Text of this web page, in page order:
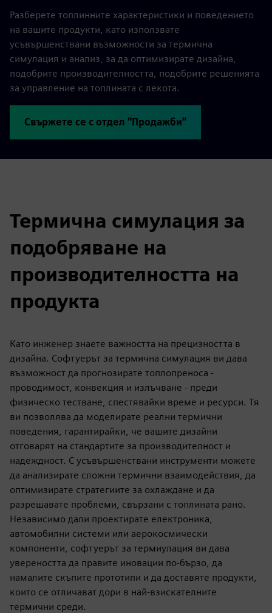
Разберете топлинните характеристики и поведението
на вашите продукти, като използвате
усъвършенствани възможности за термична
симулация и анализ, за да оптимизирате дизайна,
подобрите производителността, подобрите решенията
за управление на топлината с лекота.
Свържете се с отдел "Продажби"
Термична симулация за
подобряване на
производителността на
продукта
Като инженер знаете важността на прецизността в
дизайна. Софтуерът за термична симулация ви дава
възможност да прогнозирате топлопреноса -
проводимост, конвекция и излъчване - преди
физическо тестване, спестявайки време и ресурси. Тя
ви позволява да моделирате реални термични
поведения, гарантирайки, че вашите дизайни
отговарят на стандартите за производителност и
надеждност. С усъвършенствани инструменти можете
да анализирате сложни термични взаимодействия, да
оптимизирате стратегиите за охлаждане и да
разрешавате проблеми, свързани с топлината рано.
Независимо дали проектирате електроника,
автомобилни системи или аерокосмически
компоненти, софтуерът за термиулация ви дава
увереността да правите иновации по-бързо, да
намалите скъпите прототипи и да доставяте продукти,
които се отличават дори в най-взискателните
термични среди.